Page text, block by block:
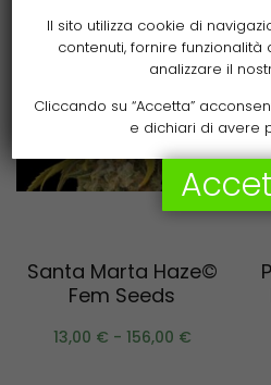
Santa Marta Haze©
Fem Seeds
13,00 € - 156,00 €
Il sito utilizza cookie di
contenuti, fornire
analizzare il
Cliccando su “Accetta”
e dichiari di avere